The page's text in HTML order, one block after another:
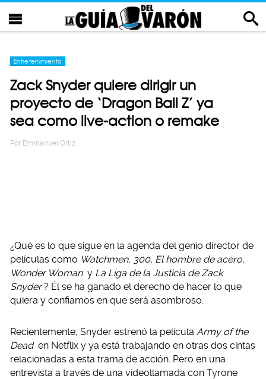
Entretenimiento
Zack Snyder quiere dirigir un
proyecto de ‘Dragon Ball Z’ ya
sea como live-action o remake
Por Emmanuel Ortiz
¿Qué es lo que sigue en la agenda del genio director de
películas como Watchmen, 300, El hombre de acero,
Wonder Woman yLa Liga de la Justicia de Zack
Snyder ? Él se ha ganado el derecho de hacer lo que
quiera y confiamos en que será asombroso.
Recientemente, Snyder estrenó la película Army of the
Dead en Netflix y ya está trabajando en otras dos cintas
relacionadas a esta trama de acción. Pero en una
entrevista a través de una videollamada con Tyrone